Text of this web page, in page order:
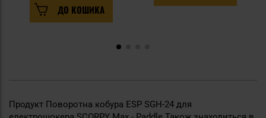
ДО КОШИКА
Продукт Поворотна кобура ESP SGH-24 для